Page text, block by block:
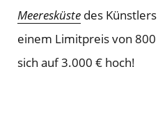
Meeresküste des
einem Limitpreis von
sich auf 3.000 € hoch!